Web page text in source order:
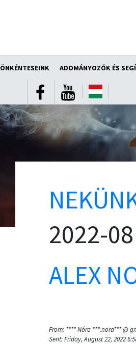
ÖNKÉNTESEINK ADOMÁNYOZÓK ÉS
2022-08
ALEX
From: **** Nóra ***.nora*** @
Sent: Friday, August 22, 2022